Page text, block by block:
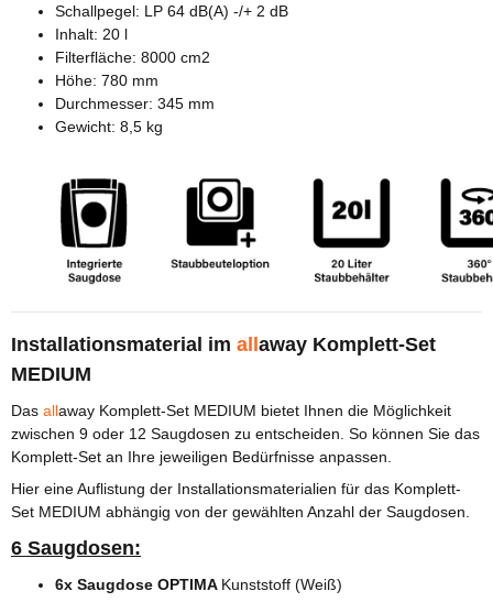
Schallpegel: LP 64 dB(A) -/+ 2 dB
Inhalt: 20 l
Filterfläche: 8000 cm2
Höhe: 780 mm
Durchmesser: 345 mm
Gewicht: 8,5 kg
Installationsmaterial im allaway Komplett-Set
MEDIUM
Das allaway Komplett-Set MEDIUM bietet Ihnen die Möglichkeit
zwischen 9 oder 12 Saugdosen zu entscheiden. So können Sie das
Komplett-Set an Ihre jeweiligen Bedürfnisse anpassen.
Hier eine Auflistung der Installationsmaterialien für das Komplett-
Set MEDIUM abhängig von der gewählten Anzahl der Saugdosen.
6 Saugdosen:
6x Saugdose OPTIMA Kunststoff (Weiß)